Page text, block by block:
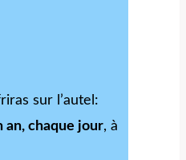
sur l’autel:
an, chaque jour, à